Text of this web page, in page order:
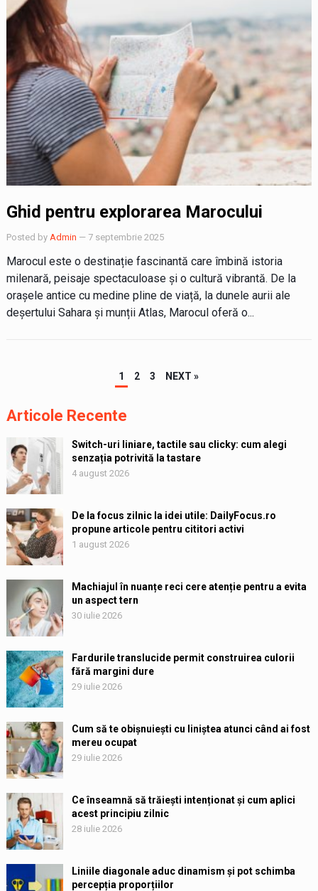
Ghid pentru explorarea Marocului
Posted by Admin — 7 septembrie 2025
Marocul este o destinație fascinantă care îmbină istoria
milenară, peisaje spectaculoase și o cultură vibrantă. De la
orașele antice cu medine pline de viață, la dunele aurii ale
deșertului Sahara și munții Atlas, Marocul oferă o...
1 2 3 NEXT »
Articole Recente
Switch-uri liniare, tactile sau clicky: cum alegi
senzația potrivită la tastare
4 august 2026
De la focus zilnic la idei utile: DailyFocus.ro
propune articole pentru cititori activi
1 august 2026
Machiajul în nuanțe reci cere atenție pentru a evita
un aspect tern
30 iulie 2026
Fardurile translucide permit construirea culorii
fără margini dure
29 iulie 2026
Cum să te obișnuiești cu liniștea atunci când ai fost
mereu ocupat
29 iulie 2026
Ce înseamnă să trăiești intenționat și cum aplici
acest principiu zilnic
28 iulie 2026
Liniile diagonale aduc dinamism și pot schimba
percepția proporțiilor